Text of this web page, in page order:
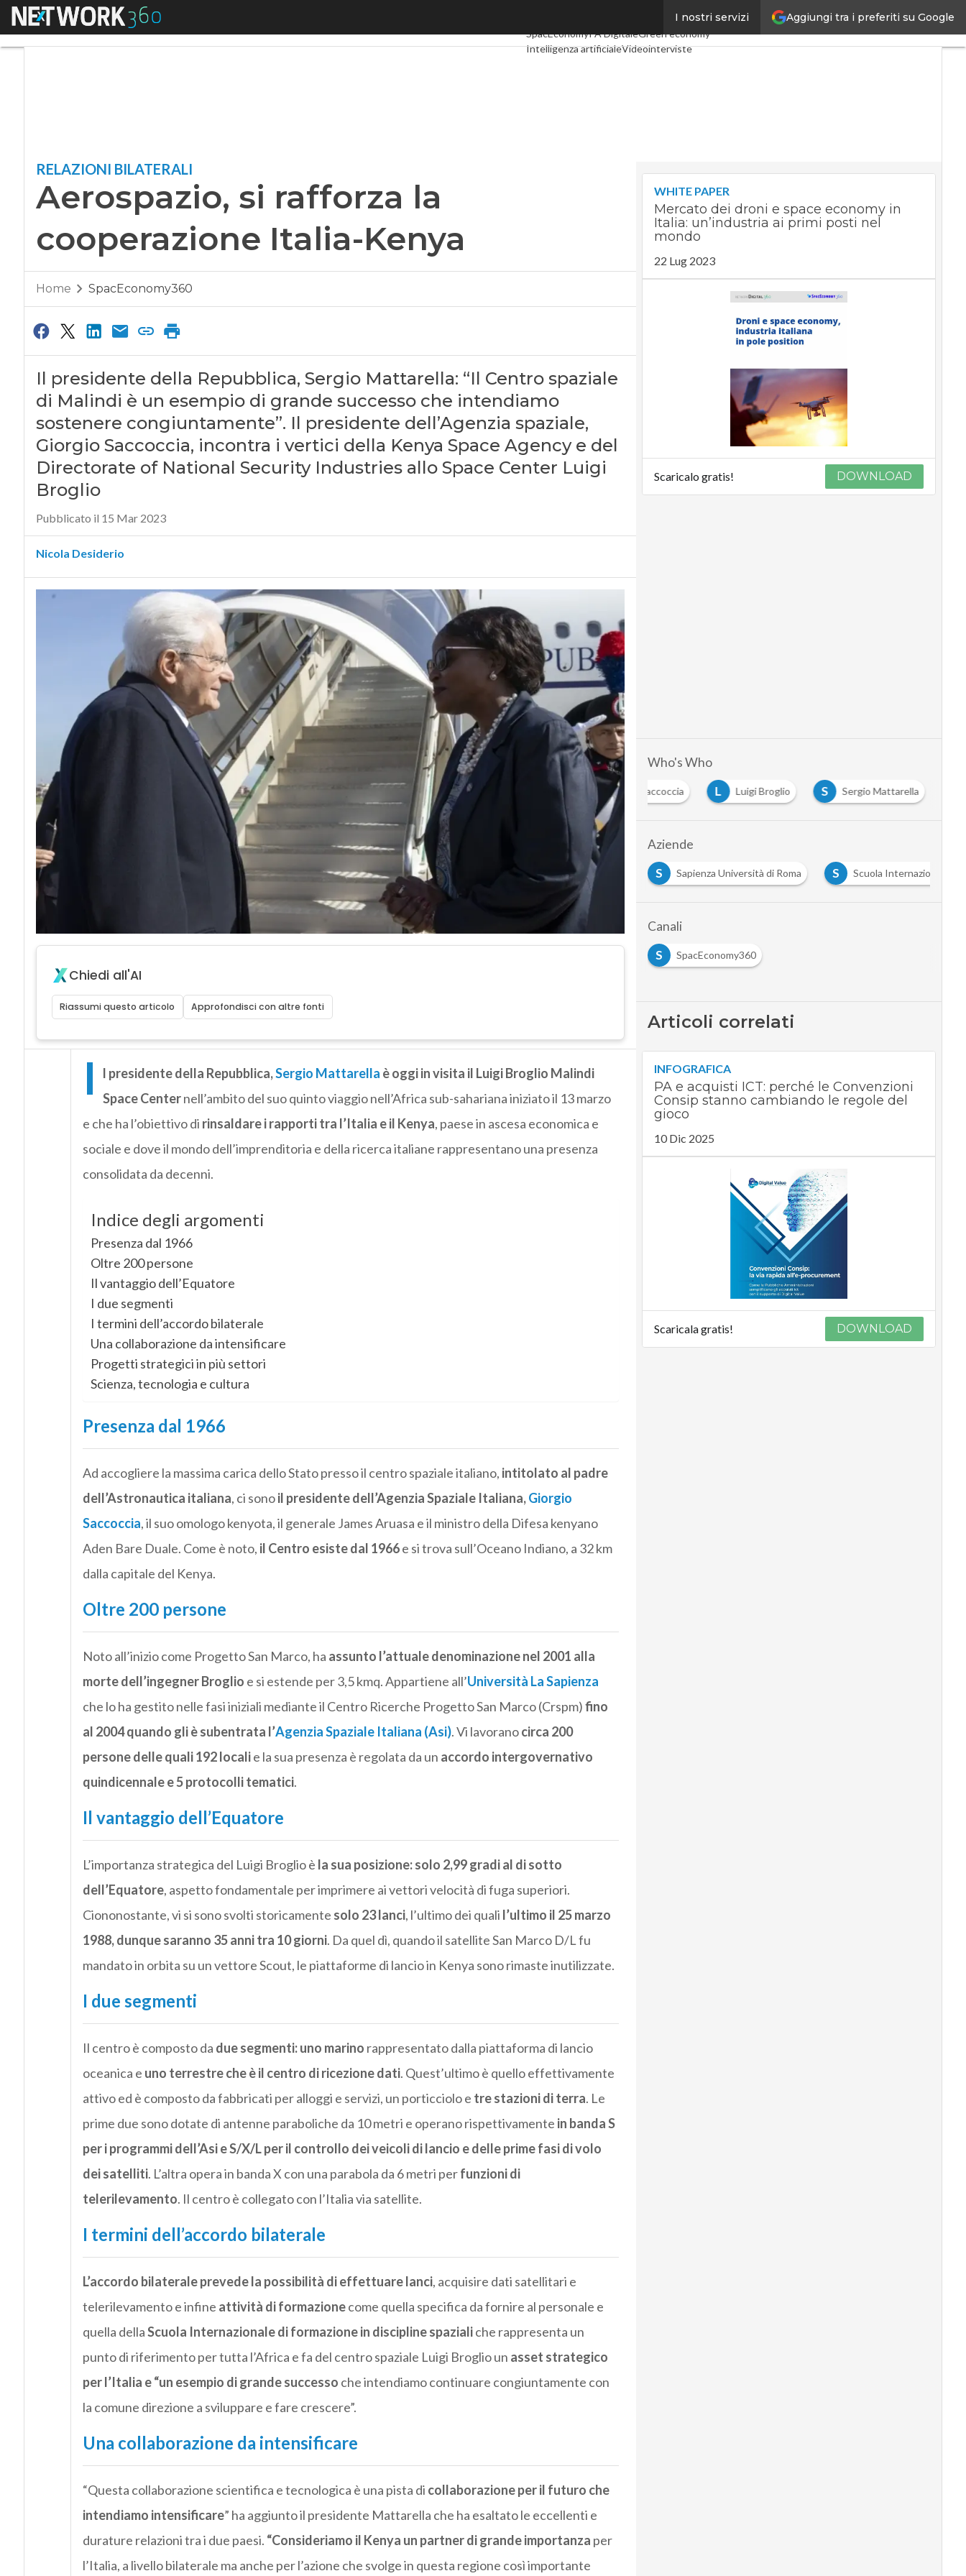
Aggiungi tra i preferiti su Google
I nostri servizi
Menu Telco Industria 4.0
SpacEconomyPA DigitaleGreen economy
Intelligenza artificialeVideointerviste
RELAZIONI BILATERALI
Aerospazio, si rafforza la
cooperazione Italia-Kenya
Home SpacEconomy360
Il presidente della Repubblica, Sergio Mattarella: “Il Centro spaziale
di Malindi è un esempio di grande successo che intendiamo
sostenere congiuntamente”. Il presidente dell’Agenzia spaziale,
Giorgio Saccoccia, incontra i vertici della Kenya Space Agency e del
Directorate of National Security Industries allo Space Center Luigi
Broglio
Pubblicato il 15 Mar 2023
Nicola Desiderio
Chiedi all'AI
Riassumi questo articolo Approfondisci con altre fonti
I l presidente della Repubblica,Sergio Mattarella è oggi in visita il Luigi Broglio Malindi
Space Centernell’ambito del suo quinto viaggio nell’Africa sub-sahariana iniziato il 13 marzo
e che ha l’obiettivo di rinsaldare i rapporti tra l’Italia e il Kenya, paese in ascesa economica e
sociale e dove il mondo dell’imprenditoria e della ricerca italiane rappresentano una presenza
consolidata da decenni.
Indice degli argomenti
Presenza dal 1966
Oltre 200 persone
Il vantaggio dell’Equatore
I due segmenti
I termini dell’accordo bilaterale
Una collaborazione da intensificare
Progetti strategici in più settori
Scienza, tecnologia e cultura
Presenza dal 1966
Ad accogliere la massima carica dello Stato presso il centro spaziale italiano, intitolato al padre
dell’Astronautica italiana, ci sonoil presidente dell’Agenzia Spaziale Italiana,Giorgio
Saccoccia, il suo omologo kenyota, il generale James Aruasa e il ministro della Difesa kenyano
Aden Bare Duale. Come è noto, il Centro esiste dal 1966e si trova sull’Oceano Indiano, a 32 km
dalla capitale del Kenya.
Oltre 200 persone
Noto all’inizio come Progetto San Marco, ha assunto l’attuale denominazione nel 2001 alla
morte dell’ingegner Broglio e si estende per 3,5 kmq. Appartiene all’Università La Sapienza
che lo ha gestito nelle fasi iniziali mediante il Centro Ricerche Progetto San Marco (Crspm)fino
al 2004 quando gli è subentrata l’Agenzia Spaziale Italiana (Asi). Vi lavoranocirca 200
persone delle quali 192 localie la sua presenza è regolata da un accordo intergovernativo
quindicennale e 5 protocolli tematici.
Il vantaggio dell’Equatore
L’importanza strategica del Luigi Broglio è la sua posizione: solo 2,99 gradi al di sotto
dell’Equatore, aspetto fondamentale per imprimere ai vettori velocità di fuga superiori.
Ciononostante, vi si sono svolti storicamente solo 23 lanci, l’ultimo dei quali l’ultimo il 25 marzo
1988, dunque saranno 35 anni tra 10 giorni. Da quel dì, quando il satellite San Marco D/L fu
mandato in orbita su un vettore Scout, le piattaforme di lancio in Kenya sono rimaste inutilizzate.
I due segmenti
Il centro è composto da due segmenti: uno marino rappresentato dalla piattaforma di lancio
oceanica e uno terrestre che è il centro di ricezione dati. Quest’ultimo è quello effettivamente
attivo ed è composto da fabbricati per alloggi e servizi, un porticciolo e tre stazioni di terra. Le
prime due sono dotate di antenne paraboliche da 10 metri e operano rispettivamente in banda S
per i programmi dell’Asi e S/X/L per il controllo dei veicoli di lancio e delle prime fasi di volo
dei satelliti. L’altra opera in banda X con una parabola da 6 metri perfunzioni di
telerilevamento. Il centro è collegato con l’Italia via satellite.
I termini dell’accordo bilaterale
L’accordo bilaterale prevede la possibilità di effettuare lanci, acquisire dati satellitari e
telerilevamento e infine attività di formazionecome quella specifica da fornire al personale e
quella dellaScuola Internazionale di formazione in discipline spazialiche rappresenta un
punto di riferimento per tutta l’Africa e fa del centro spaziale Luigi Broglio un asset strategico
per l’Italia e “un esempio di grande successo che intendiamo continuare congiuntamente con
la comune direzione a sviluppare e fare crescere”.
Una collaborazione da intensificare
“Questa collaborazione scientifica e tecnologica è una pista di collaborazione per il futuro che
intendiamo intensificare” ha aggiunto il presidente Mattarella che ha esaltato le eccellenti e
durature relazioni tra i due paesi. “Consideriamo il Kenya un partner di grande importanza per
l’Italia, a livello bilaterale ma anche per l’azione che svolge in questa regione così importante
WHITE PAPER
Mercato dei droni e space economy in
Italia: un’industria ai primi posti nel
mondo
22 Lug 2023
Scaricalo gratis! DOWNLOAD
Who's Who
Giorgio Saccoccia L Luigi Broglio S Sergio Mattarella
Aziende
Agenzia Spaziale Italiana (Asi) S Sapienza Università di Roma S Scuola Internazionale di
Canali
S
SpacEconomy360
Articoli correlati
INFOGRAFICA
PA e acquisti ICT: perché le Convenzioni
Consip stanno cambiando le regole del
gioco
10 Dic 2025
Scaricala gratis! DOWNLOAD